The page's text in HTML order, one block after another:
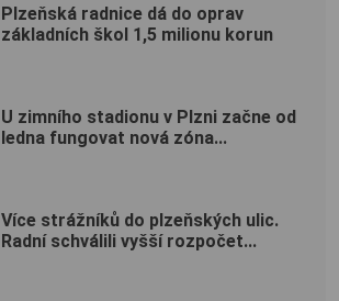
Plzeňská radnice dá do oprav
základních škol 1,5 milionu korun
U zimního stadionu v Plzni začne od
ledna fungovat nová zóna...
Více strážníků do plzeňských ulic.
Radní schválili vyšší rozpočet...